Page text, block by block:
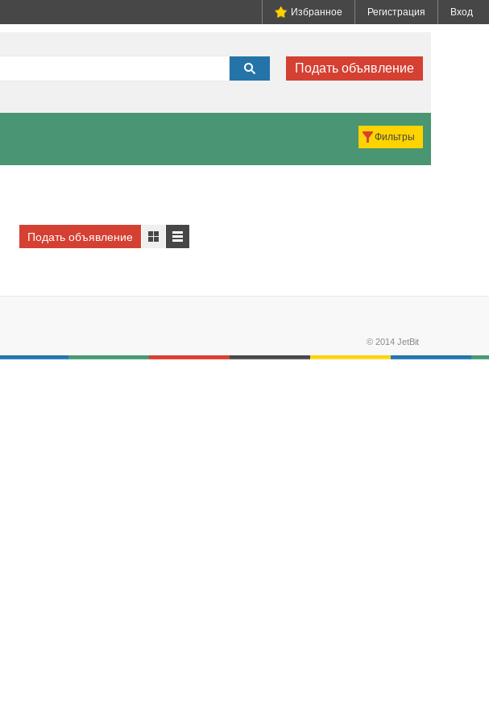
Подать объявление
Фильтры
Подать объявление
© 2014 JetBit
Избранное Регистрация Вход